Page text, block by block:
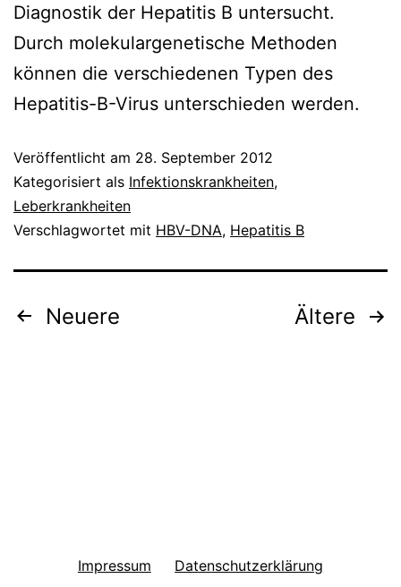
Diagnostik der Hepatitis B untersucht.
Durch molekulargenetische Methoden
können die verschiedenen Typen des
Hepatitis-B-Virus unterschieden werden.
Veröffentlicht am 28. September 2012
Kategorisiert als Infektionskrankheiten,
Leberkrankheiten
Verschlagwortet mit HBV-DNA, Hepatitis B
Seitennummerierung
Neuere Ältere
Impressum Datenschutzerklärung